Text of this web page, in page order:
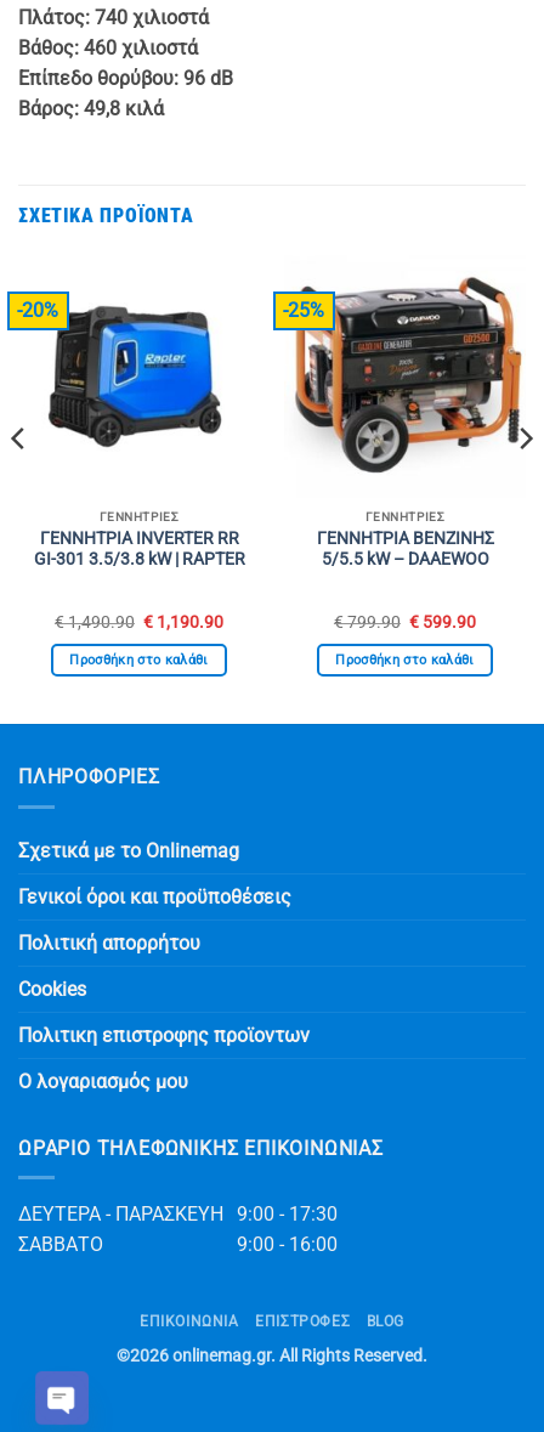
Πλάτος: 740 χιλιοστά
Βάθος: 460 χιλιοστά
Επίπεδο θορύβου: 96 dB
Βάρος: 49,8 κιλά
ΣΧΕΤΙΚΆ ΠΡΟΪΌΝΤΑ
-20%
ΓΕΝΝΉΤΡΙΕΣ
ΓΕΝΝΗΤΡΙΑ INVERTER RR
GI-301 3.5/3.8 kW | RAPTER
€1,490.90 Original
price
was:
€ 1,490.90.
€ 1,190.90Η
τιμή
είναι:
Προσθήκη στο καλάθι
-25%
ΓΕΝΝΉΤΡΙΕΣ
ΓΕΝΝΗΤΡΙΑ ΒΕΝΖΙΝΗΣ
5/5.5 kW – DAAEWOO
€799.90 Original
was:
€ 799.90.
€ 599.90Η
τιμή
είναι:
Προσθήκη στο καλάθι
ΠΛΗΡΟΦΟΡΙΕΣ
Σχετικά με το Onlinemag
Γενικοί όροι και προϋποθέσεις
Πολιτική απορρήτου
Cookies
Πολιτικη επιστροφης προϊοντων
Ο λογαριασμός μου
ΩΡΆΡΙΟ ΤΗΛΕΦΩΝΙΚΉΣ ΕΠΙΚΟΙΝΩΝΊΑΣ
ΔΕΥΤΕΡΑ - ΠΑΡΑΣΚΕΥΗ
9:00 - 17:30
ΣΑΒΒΑΤΟ
9:00 - 16:00
ΕΠΙΚΟΙΝΩΝΊΑ ΕΠΙΣΤΡΟΦΕΣ BLOG
©2026onlinemag.gr. All Rights Reserved.